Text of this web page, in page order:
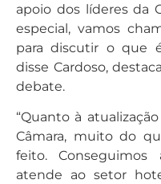
apoio dos líderes da
especial, vamos
para discutir o que
disse Cardoso,
debate.
“Quanto à
Câmara, muito do
feito. Conseguimos
atende ao setor